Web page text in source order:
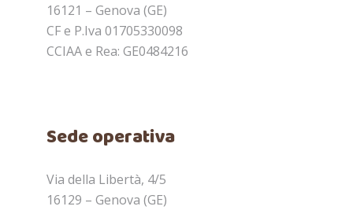
16121 – Genova (GE)
CF e P.Iva 01705330098
CCIAA e Rea: GE0484216
Sede operativa
Via della Libertà, 4/5
16129 – Genova (GE)